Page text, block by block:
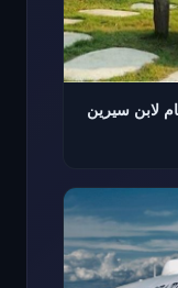
لابن سيرين